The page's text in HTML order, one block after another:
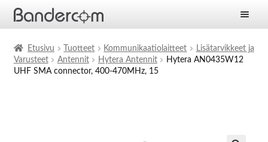
Tuotteet
Etusivu Tuotteet Kommunikaatiolaitteet
Lisätarvikkeet ja
Varusteet
Antennit Hytera Antennit
Hytera AN0435W12
UHF SMA connector, 400-470MHz, 15